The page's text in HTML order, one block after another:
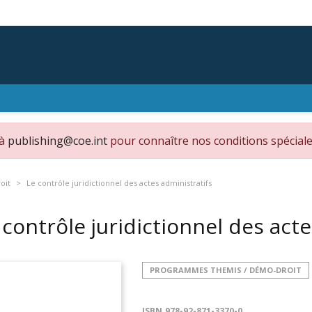
publishing@coe.int pour connaître nos conditions
Le contrôle juridictionnel des actes administratifs
juridictionnel des
PROGRAMMES THEMIS / DÉMO-DROIT